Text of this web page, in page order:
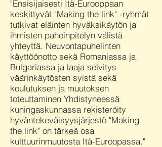
"Ensisijaisesti Itä-Eurooppaan
keskittyvät "Making the link" -ryhmät
tutkivat eläinten hyväksikäytön ja
ihmisten pahoinpitelyn välistä
yhteyttä. Neuvontapuhelinten
käyttöönotto sekä Romaniassa ja
Bulgariassa ja laaja selvitys
väärinkäytösten syistä sekä
koulutuksen ja muutoksen
toteuttaminen Yhdistyneessä
kuningaskunnassa rekisteröity
hyväntekeväisyysjärjestö "Making
the link" on tärkeä osa
kulttuurinmuutosta Itä-Euroopassa."